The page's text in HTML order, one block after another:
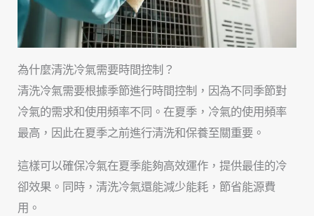
為什麼清洗冷氣需要時間控制？
清洗冷氣需要根據季節進行時間控制，因為不同季節對
冷氣的需求和使用頻率不同。在夏季，冷氣的使用頻率
最高，因此在夏季之前進行清洗和保養至關重要。
這樣可以確保冷氣在夏季能夠高效運作，提供最佳的冷
卻效果。同時，清洗冷氣還能減少能耗，節省能源費
用。